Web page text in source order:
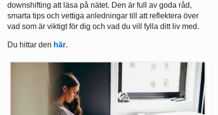
downshifting att läsa på nätet. Den är full av goda råd,
smarta tips och vettiga anledningar till att reflektera över
vad som är viktigt för dig och vad du vill fylla ditt liv med.
Du hittar den här.